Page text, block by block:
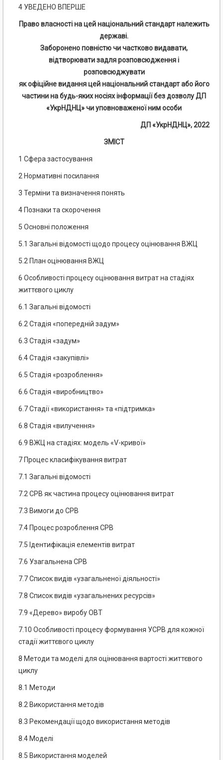
4 УВЕДЕНО ВПЕРШЕ
Право власності на цей національний стандарт належить
державі.
Заборонено повністю чи частково видавати,
відтворювати задля розповсюдження і
розповсюджувати
як офіційне видання цей національний стандарт або його
частини на будь-яких носіях інформації без дозволу ДП
«УкрНДНЦ» чи уповноваженої ним особи
ДП «УкрНДНЦ», 2022
ЗМІСТ
1 Сфера застосування
2 Нормативні посилання
3 Терміни та визначення понять
4 Познаки та скорочення
5 Основні положення
5.1 Загальні відомості щодо процесу оцінювання ВЖЦ
5.2 План оцінювання ВЖЦ
6 Особливості процесу оцінювання витрат на стадіях
життєвого циклу
6.1 Загальні відомості
6.2 Стадія «попередній задум»
6.3 Стадія «задум»
6.4 Стадія «закупівлі»
6.5 Стадія «розроблення»
6.6 Стадія «виробництво»
6.7 Стадії «використання» та «підтримка»
6.8 Стадія «вилучення»
6.9 ВЖЦ на стадіях: модель «V-кривої»
7 Процес класифікування витрат
7.1 Загальні відомості
7.2 СРВ як частина процесу оцінювання витрат
7.3 Вимоги до СРВ
7.4 Процес розроблення СРВ
7.5 Ідентифікація елементів витрат
7.6 Узагальнена СРВ
7.7 Список видів «узагальненої діяльності»
7.8 Список видів «узагальнених ресурсів»
7.9 «Дерево» виробу ОВТ
7.10 Особливості процесу формування УСРВ для кожної
стадії життєвого циклу
8 Методи та моделі для оцінювання вартості життєвого
циклу
8.1 Методи
8.2 Використання методів
8.3 Рекомендації щодо використання методів
8.4 Моделі
8.5 Використання моделей